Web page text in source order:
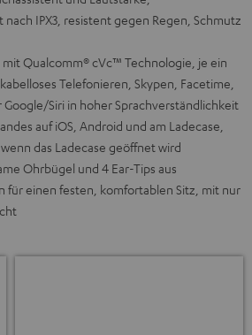
IPX3, resistent gegen Regen, Schmutz
Qualcomm® cVc™ Technologie, je ein
Telefonieren, Skypen, Facetime,
Siri in hoher Sprachverständlichkeit
auf iOS, Android und am Ladecase,
das Ladecase geöffnet wird
Ohrbügel und 4 Ear-Tips aus
für einen festen, komfortablen Sitz, mit nur